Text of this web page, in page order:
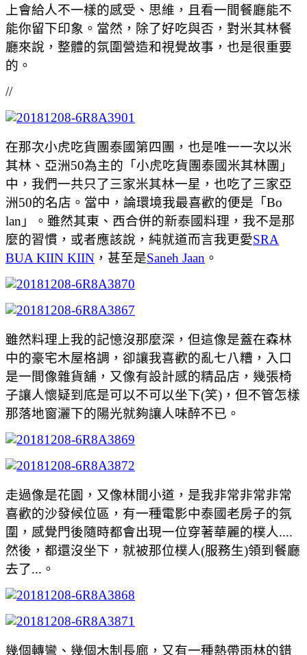
上會給人不一樣的感受、思維，且看一間餐廳能不
能你留下印象。當然，除了好吃與否，對米其林餐
廳來說，整體的氛圍營造和視覺故事，也是很重要
的。
//
在那次小虎吃貨團泰國第四團，也是唯一一次以米
其林、亞洲50為主的「小虎吃貨團泰國米其林團」
中，我們一共只了三家米其林一星，也吃了三家亞
洲50的名店。當中，論環境我最喜歡的便是「Bo
lan」。雖然其東、西合併的新泰國料理，我不是那
麼的習慣，或者應該說，純就道而言我更愛SRA
BUA KIIN KIIN ，甚至是Saneh Jaan 。
雖然料理上我的記憶沒那麼深，但這像是蓋在森林
中的豪宅木屋格調，卻讓我喜歡的亂七八糟，入口
是一間像雜貨舖，又像有設計感的精品店，幾張椅
子讓人懷疑到底是可以不可以坐下(笑)，但不管怎樣
那落地窗灑下的陽光就夠讓人味醉不已。
走過像是花園，又像林間小道，是我非常非常非常
喜歡的沙發候位區，有一種電影中泰國老房子的氛
圍，感覺門後隨時都會出現一位穿著華麗的樸人....
然後，都還沒坐下，就被那位樸人(服務生)領到餐廳
去了...。
幾個轉彎、幾個木制長廊，又有一種熱帶雨林的錯